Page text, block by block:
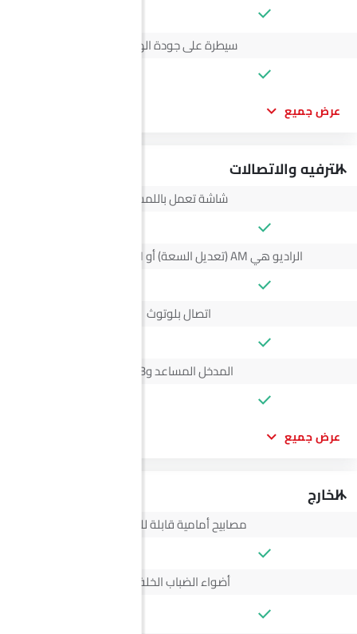
سيطرة على جودة الهواء
عرض جميع
الترفيه والاتصالات
شاشة تعمل باللمس
الراديو هي AM (تعديل السعة) أو FM (تضمين التردد)،
اتصال بلوتوث
المدخل المساعد وUSB
عرض جميع
الخارج
مصابيح أمامية قابلة للتعديل
أضواء الضباب الخلفية